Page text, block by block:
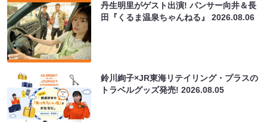
丹生明里がゲスト出演! パンサー向井＆長
田『くるま温泉ちゃんねる』2026.08.06
鈴川絢子×JR東海リテイリング・プラスの
トラベルグッズ発売!2026.08.05